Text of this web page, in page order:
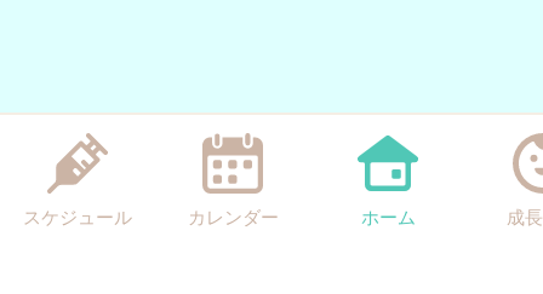
スケジュール カレンダー ホーム 成